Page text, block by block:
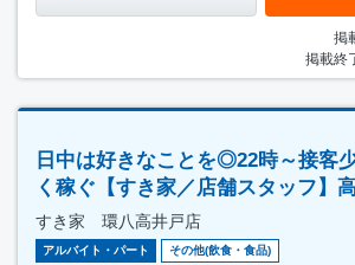
掲
掲載終
日中は好きなことを◎22時～接客
く稼ぐ【すき家／店舗スタッフ】
すき家 環八高井戸店
アルバイト・パート その他(飲食・食品)